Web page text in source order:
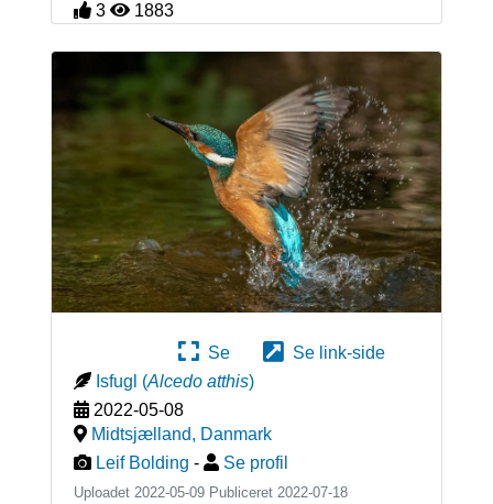
3 1883
Se
Se link-side
Isfugl (Alcedo atthis)
2022-05-08
Midtsjælland, Danmark
Leif Bolding - Se profil
Uploadet 2022-05-09 Publiceret 2022-07-18